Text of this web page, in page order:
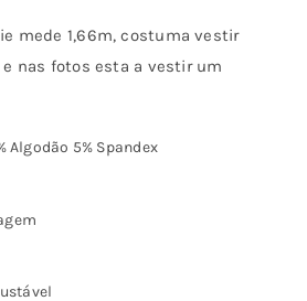
mede 1,66m, costuma vestir
nas fotos esta a vestir um
Algodão 5% Spandex